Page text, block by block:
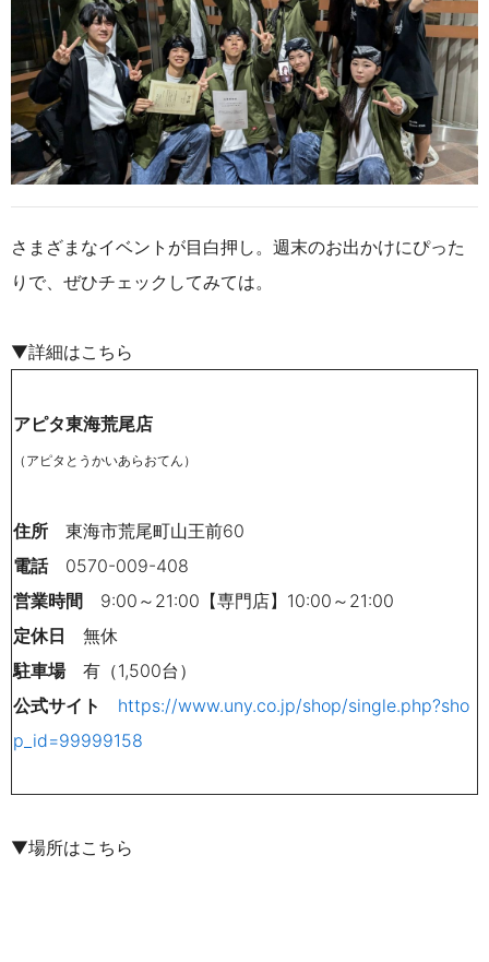
さまざまなイベントが目白押し。週末のお出かけにぴった
りで、ぜひチェックしてみては。
▼詳細はこちら
アピタ東海荒尾店
（アピタとうかいあらおてん）
住所 東海市荒尾町山王前60
電話0570-009-408
営業時間 9:00～21:00【専門店】10:00～21:00
定休日 無休
駐車場有（1,500台）
公式サイト
https://www.uny.co.jp/shop/single.php?sho
p_id=99999158
▼場所はこちら